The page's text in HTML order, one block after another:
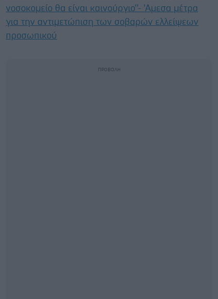
νοσοκομείο θα είναι καινούργιο''- 'Αμεσα μέτρα
για την αντιμετώπιση των σοβαρών ελλείψεων
προσωπικού